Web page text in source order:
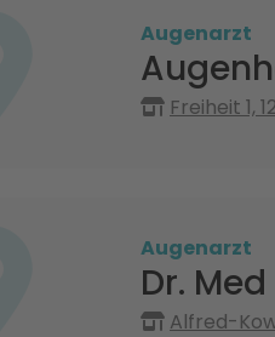
Augenarzt
Freiheit 1,
Augenarzt
Dr.
Alfred-